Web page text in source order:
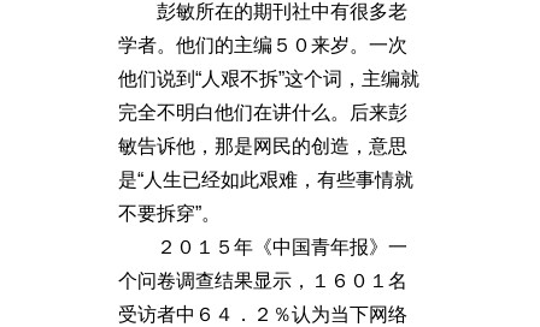
彭敏所在的期刊社中有很多老
学者。他们的主编５０来岁。一次
他们说到“人艰不拆”这个词，主编就
完全不明白他们在讲什么。后来彭
敏告诉他，那是网民的创造，意思
是“人生已经如此艰难，有些事情就
不要拆穿”。
２０１５年《中国青年报》一
个问卷调查结果显示，１６０１名
受访者中６４．２％认为当下网络